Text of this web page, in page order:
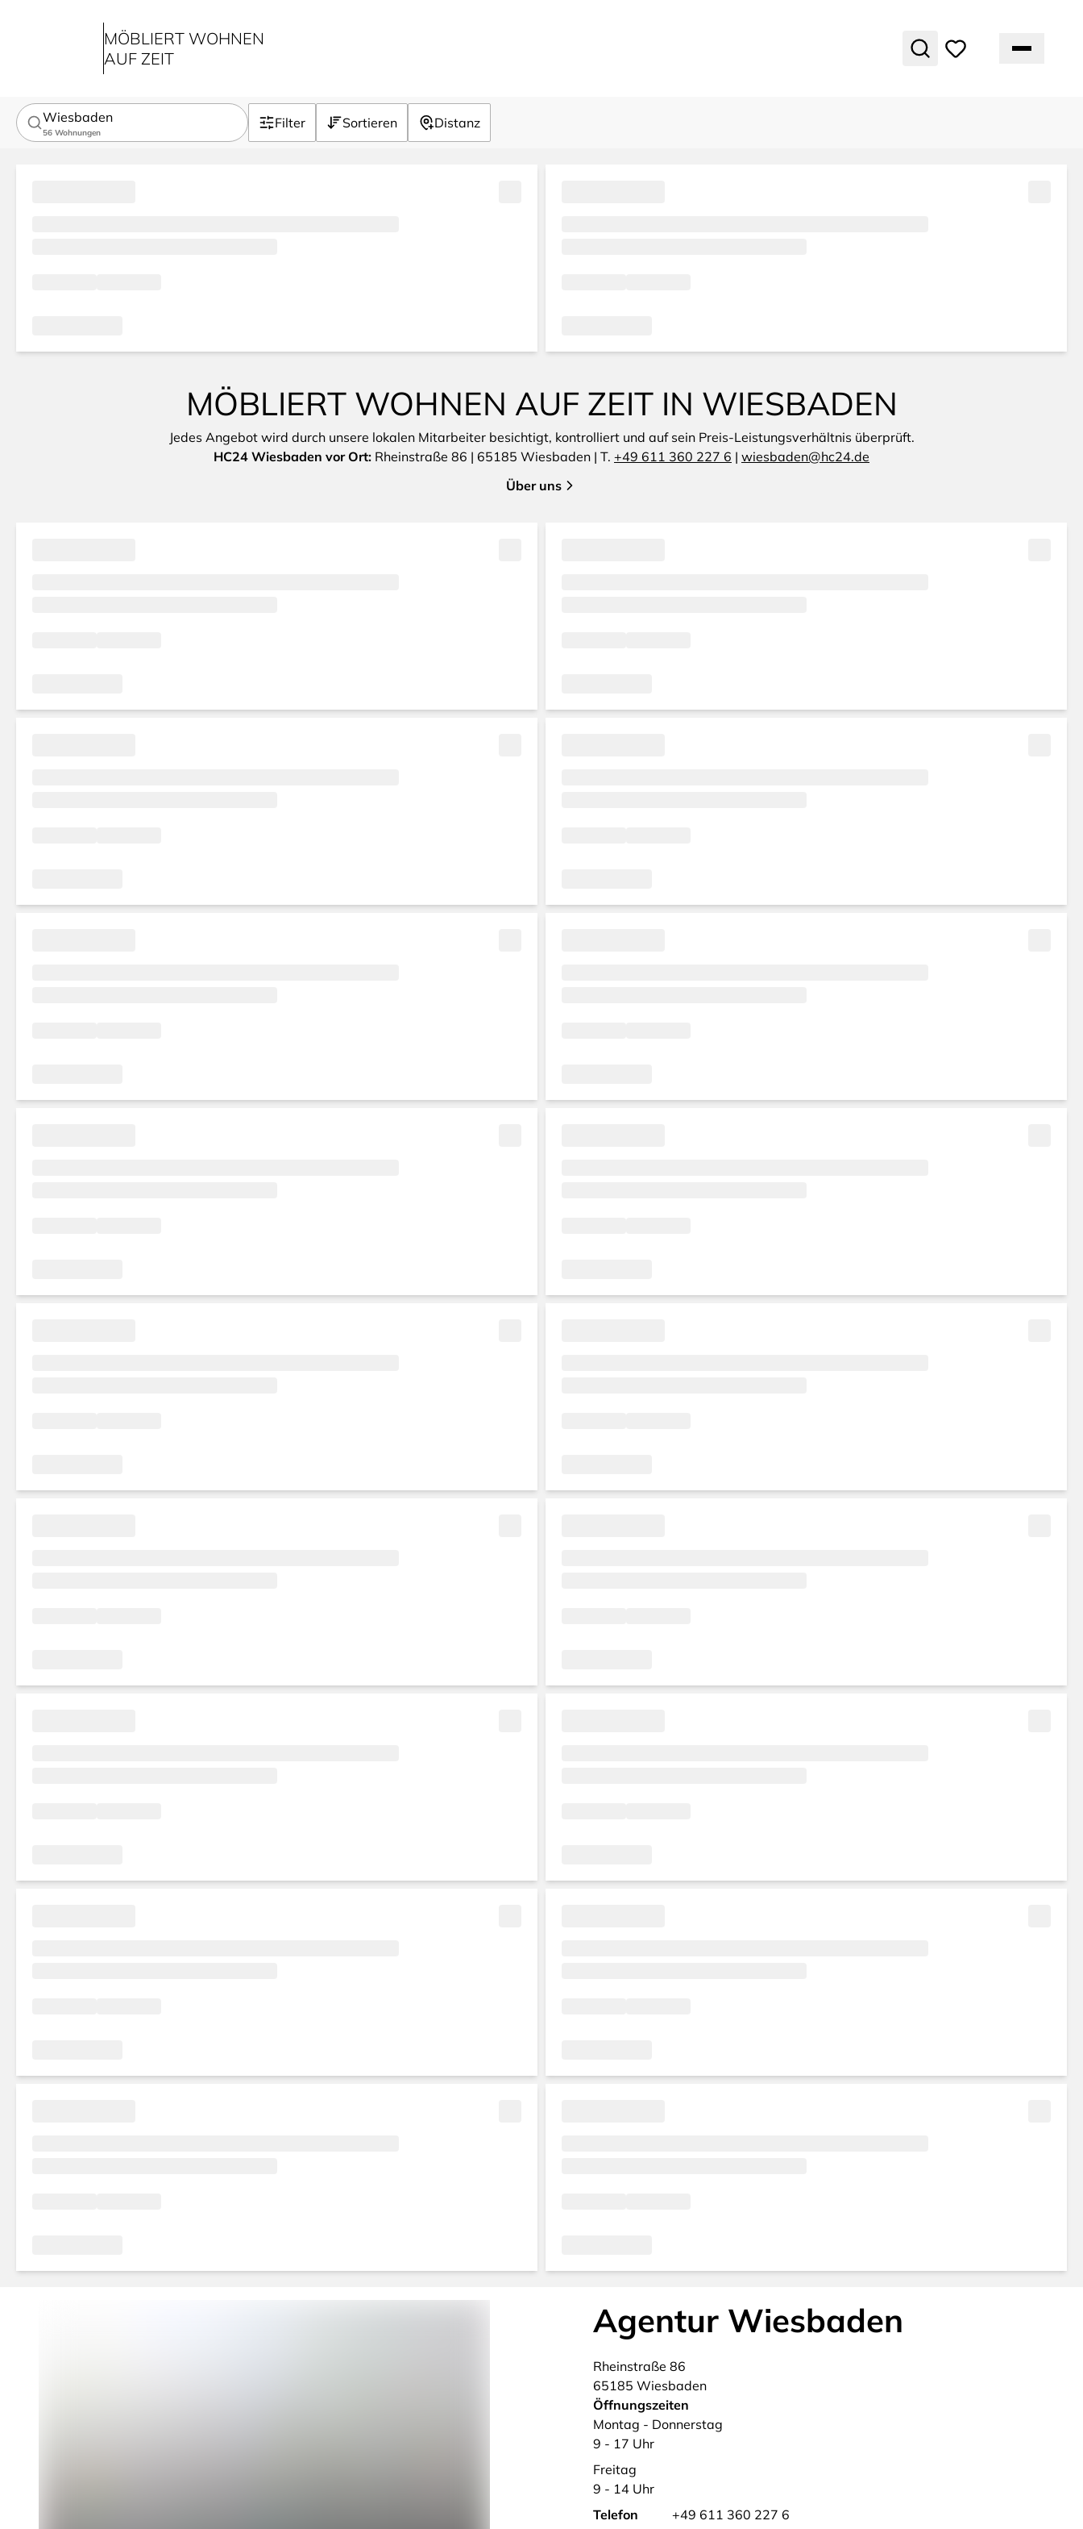
MÖBLIERT WOHNEN
AUF ZEIT
Wiesbaden
56 Wohnungen
Filter Sortieren Distanz
MÖBLIERT WOHNEN AUF ZEIT IN WIESBADEN
Jedes Angebot wird durch unsere lokalen Mitarbeiter besichtigt, kontrolliert und auf sein Preis-Leistungsverhältnis überprüft.
HC24 Wiesbaden vor Ort: Rheinstraße 86 | 65185 Wiesbaden | T. +49 611 360 227 6 | wiesbaden@hc24.de
Über uns
Agentur Wiesbaden
Rheinstraße 86
65185 Wiesbaden
Öffnungszeiten
Montag - Donnerstag
9 - 17 Uhr
Freitag
9 - 14 Uhr
Telefon
+49 611 360 227 6